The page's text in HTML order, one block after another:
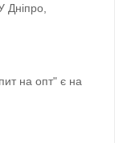
Дніпро,
на опт" є на